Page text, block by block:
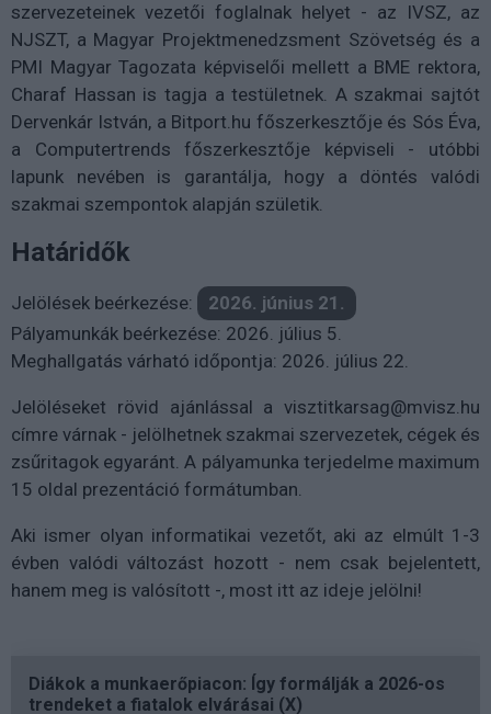
szervezeteinek vezetői foglalnak helyet - az IVSZ, az
NJSZT, a Magyar Projektmenedzsment Szövetség és a
PMI Magyar Tagozata képviselői mellett a BME rektora,
Charaf Hassan is tagja a testületnek. A szakmai sajtót
Dervenkár István, a Bitport.hu főszerkesztője és Sós Éva,
a Computertrends főszerkesztője képviseli - utóbbi
lapunk nevében is garantálja, hogy a döntés valódi
szakmai szempontok alapján születik.
Határidők
Jelölések beérkezése:
2026. június 21.
Pályamunkák beérkezése: 2026. július 5.
Meghallgatás várható időpontja: 2026. július 22.
Jelöléseket rövid ajánlással a visztitkarsag@mvisz.hu
címre várnak - jelölhetnek szakmai szervezetek, cégek és
zsűritagok egyaránt. A pályamunka terjedelme maximum
15 oldal prezentáció formátumban.
Aki ismer olyan informatikai vezetőt, aki az elmúlt 1-3
évben valódi változást hozott - nem csak bejelentett,
hanem meg is valósított -, most itt az ideje jelölni!
Diákok a munkaerőpiacon: Így formálják a 2026-os
trendeket a fiatalok elvárásai (X)